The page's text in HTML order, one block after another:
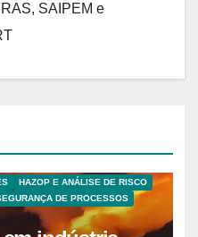
SAIPEM e
HAZOP E ANÁLISE DE RISCO
DE PROCESSOS